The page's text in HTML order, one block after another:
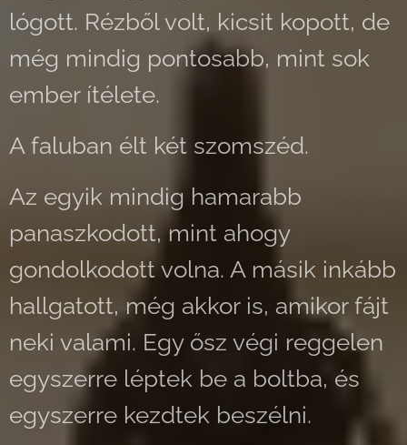
lógott. Rézből volt, kicsit kopott, de
még mindig pontosabb, mint sok
ember ítélete.
A faluban élt két szomszéd.
Az egyik mindig hamarabb
panaszkodott, mint ahogy
gondolkodott volna. A másik inkább
hallgatott, még akkor is, amikor fájt
neki valami. Egy ősz végi reggelen
egyszerre léptek be a boltba, és
egyszerre kezdtek beszélni.